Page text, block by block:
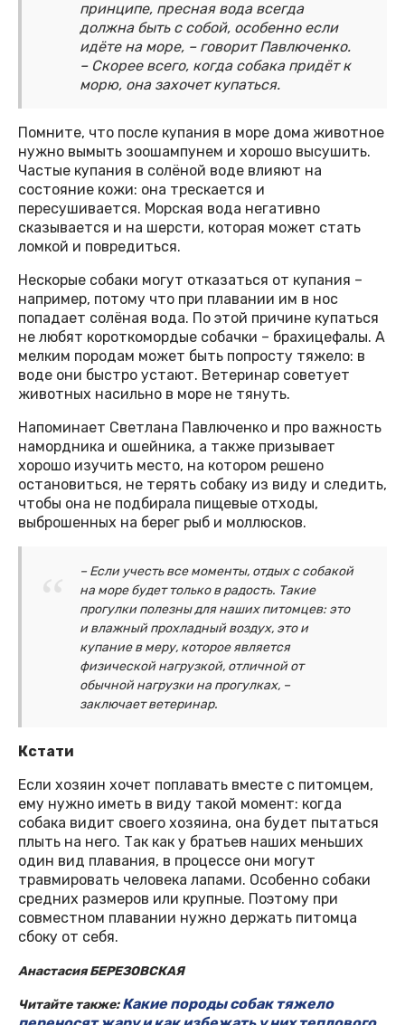
принципе, пресная вода всегда
должна быть с собой, особенно если
идёте на море, – говорит Павлюченко.
– Скорее всего, когда собака придёт к
морю, она захочет купаться.
Помните, что после купания в море дома животное
нужно вымыть зоошампунем и хорошо высушить.
Частые купания в солёной воде влияют на
состояние кожи: она трескается и
пересушивается. Морская вода негативно
сказывается и на шерсти, которая может стать
ломкой и повредиться.
Нескорые собаки могут отказаться от купания –
например, потому что при плавании им в нос
попадает солёная вода. По этой причине купаться
не любят короткомордые собачки – брахицефалы. А
мелким породам может быть попросту тяжело: в
воде они быстро устают. Ветеринар советует
животных насильно в море не тянуть.
Напоминает Светлана Павлюченко и про важность
намордника и ошейника, а также призывает
хорошо изучить место, на котором решено
остановиться, не терять собаку из виду и следить,
чтобы она не подбирала пищевые отходы,
выброшенных на берег рыб и моллюсков.
– Если учесть все моменты, отдых с собакой
на море будет только в радость. Такие
прогулки полезны для наших питомцев: это
и влажный прохладный воздух, это и
купание в меру, которое является
физической нагрузкой, отличной от
обычной нагрузки на прогулках, –
заключает ветеринар.
Кстати
Если хозяин хочет поплавать вместе с питомцем,
ему нужно иметь в виду такой момент: когда
собака видит своего хозяина, она будет пытаться
плыть на него. Так как у братьев наших меньших
один вид плавания, в процессе они могут
травмировать человека лапами. Особенно собаки
средних размеров или крупные. Поэтому при
совместном плавании нужно держать питомца
сбоку от себя.
Анастасия БЕРЕЗОВСКАЯ
Читайте также:Какие породы собак тяжело